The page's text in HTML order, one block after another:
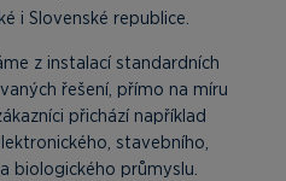
i Slovenské republice.
z instalací standardních
řešení, přímo na míru
přichází například
stavebního,
biologického průmyslu.